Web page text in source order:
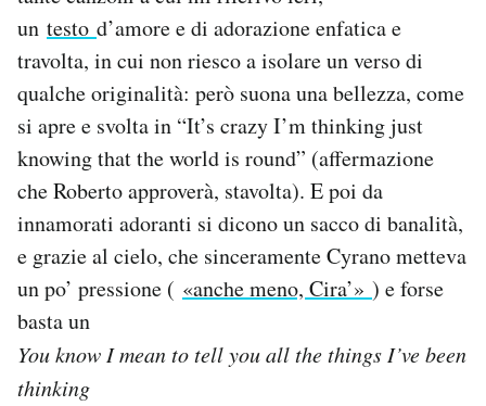
un testo d’amore e di adorazione enfatica e
travolta, in cui non riesco a isolare un verso di
qualche originalità: però suona una bellezza, come
si apre e svolta in “It’s crazy I’m thinking just
knowing that the world is round” (affermazione
che Roberto approverà, stavolta). E poi da
innamorati adoranti si dicono un sacco di banalità,
e grazie al cielo, che sinceramente Cyrano metteva
un po’ pressione ( «anche meno, Cira’» ) e forse
basta un
You know I mean to tell you all the things I’ve been
thinking